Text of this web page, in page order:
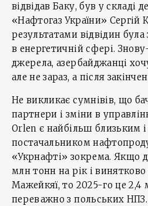
відвідав Баку, був у складі
«Нафтогаз України» Сергій
результатами відвідин
в енергетичній сфері.
джерела, азербайджанці
але не зараз, а після
Не викликає сумнівів, що
партнери і зміни в
Orlen є найбільш близьким
постачальником
«Укрнафті» зокрема. Якщо
млн тонн на рік і
Мажейкяї, то 2025-го це 2,4
переважно з польських НПЗ.